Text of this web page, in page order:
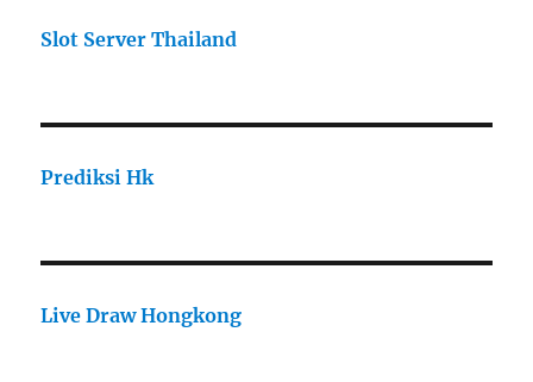
Slot Server Thailand
Prediksi Hk
Live Draw Hongkong